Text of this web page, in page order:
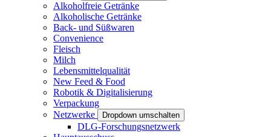
Alkoholfreie Getränke
Alkoholische Getränke
Back- und Süßwaren
Convenience
Fleisch
Milch
Lebensmittelqualität
New Feed & Food
Robotik & Digitalisierung
Verpackung
Netzwerke
Dropdown umschalten
DLG-Forschungsnetzwerk